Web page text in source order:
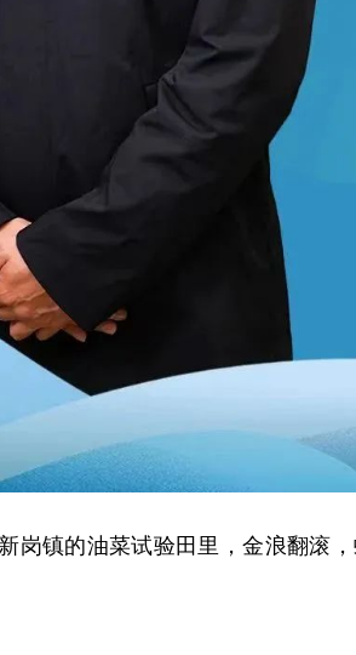
岗镇的油菜试验田里，金浪翻滚